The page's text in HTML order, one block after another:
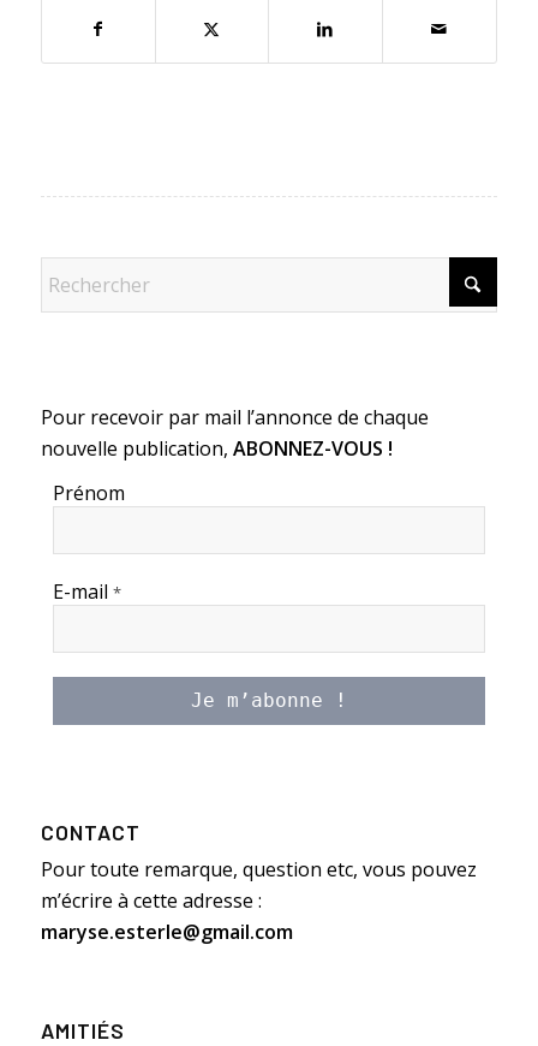
Pour recevoir par mail l’annonce de chaque
nouvelle publication, ABONNEZ-VOUS !
Prénom
E-mail *
CONTACT
Pour toute remarque, question etc, vous pouvez
m’écrire à cette adresse :
maryse.esterle@gmail.com
AMITIÉS